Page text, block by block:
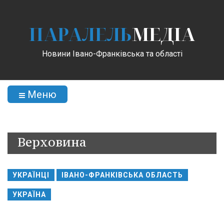
ПАРАЛЕЛЬМЕДІА
Новини Івано-Франківська та області
Меню
Верховина
УКРАЇНЦІ ІВАНО-ФРАНКІВСЬКА ОБЛАСТЬ
УКРАЇНА